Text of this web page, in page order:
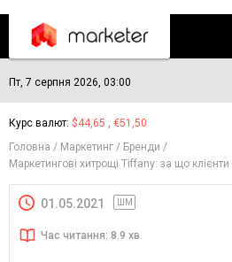
Пт, 7 серпня 2026, 03:00
Курс валют: $44,65 , €51,50
Головна
Маркетинг
Бренди
Маркетингові хитрощі Tiffany: за що клієнти
01.05.2021 ШМ
Час читання: 8.9 хв.